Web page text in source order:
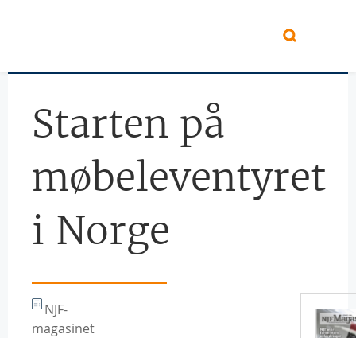
Starten på
møbeleventyret
i Norge
NJF-
magasinet